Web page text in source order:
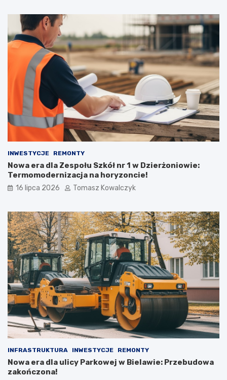
INWESTYCJE REMONTY
Nowa era dla Zespołu Szkół nr 1 w Dzierżoniowie:
Termomodernizacja na horyzoncie!
16 lipca 2026 Tomasz Kowalczyk
INFRASTRUKTURA INWESTYCJE REMONTY
Nowa era dla ulicy Parkowej w Bielawie: Przebudowa
zakończona!